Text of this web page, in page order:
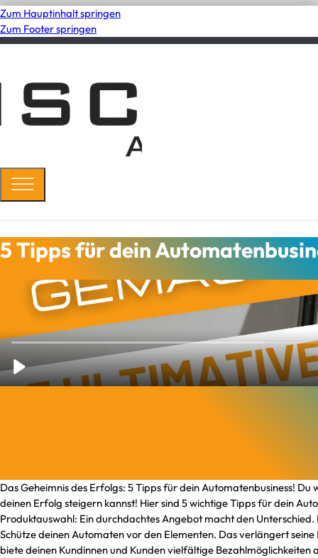
Zum Hauptinhalt springen
Zum Footer springen
5 Tipps für dein
Das Geheimnis des Erfolgs: 5 Tipps für dein Automatenbusiness!
deinen Erfolg steigern kannst! Hier sind 5 wichtige Tipps für dein
Produktauswahl: Ein durchdachtes Angebot macht den
Schütze deinen Automaten vor den Elementen. Das verlängert
biete deinen Kundinnen und Kunden vielfältige